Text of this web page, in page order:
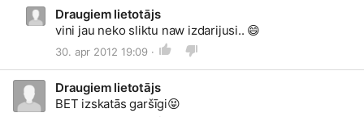
Draugiem lietotājs
vini jau neko sliktu naw izdarijusi.. 😄
30. apr 2012 19:09 ·
Draugiem lietotājs
BET izskatās garšīgi😝